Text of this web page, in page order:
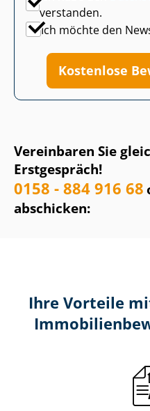
Vereinbaren Sie
Erstgespräch!
0158 - 884 916 68
abschicken:
verstanden.
Ich möchte den
Kostenlose
Ihre Vorteile